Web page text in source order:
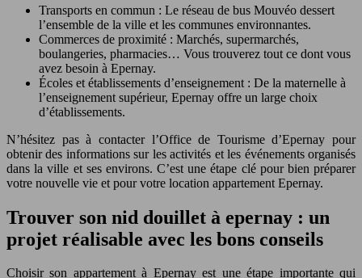
Transports en commun : Le réseau de bus Mouvéo dessert
l’ensemble de la ville et les communes environnantes.
Commerces de proximité : Marchés, supermarchés,
boulangeries, pharmacies… Vous trouverez tout ce dont vous
avez besoin à Epernay.
Écoles et établissements d’enseignement : De la maternelle à
l’enseignement supérieur, Epernay offre un large choix
d’établissements.
N’hésitez pas à contacter l’Office de Tourisme d’Epernay pour
obtenir des informations sur les activités et les événements organisés
dans la ville et ses environs. C’est une étape clé pour bien préparer
votre nouvelle vie et pour votre location appartement Epernay.
Trouver son nid douillet à epernay : un
projet réalisable avec les bons conseils
Choisir son appartement à Epernay est une étape importante qui